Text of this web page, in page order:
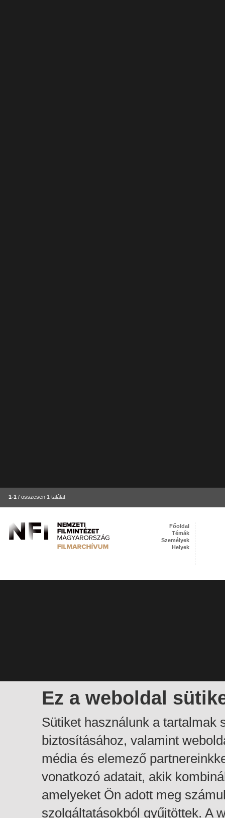
1-1 / összesen 1 találat
Ez a weboldal
Sütiket használunk a tartalmak
biztosításához, valamint
média és elemező
vonatkozó adatait, akik
amelyeket Ön adott meg
szolgáltatásokból gyűjtöttek. A
Főoldal
Témák
Személyek
Helyek